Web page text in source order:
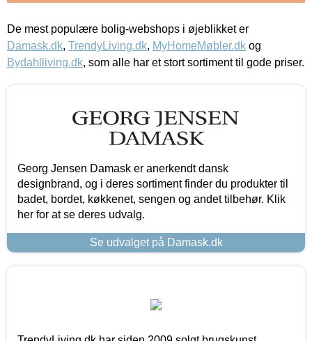
De mest populære bolig-webshops i øjeblikket er
Damask.dk, TrendyLiving.dk, MyHomeMøbler.dk og
Bydahlliving.dk, som alle har et stort sortiment til gode priser.
Georg Jensen Damask er anerkendt dansk
designbrand, og i deres sortiment finder du produkter til
badet, bordet, køkkenet, sengen og andet tilbehør. Klik
her for at se deres udvalg.
Se udvalget på Damask.dk